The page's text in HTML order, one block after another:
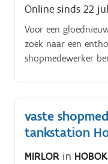
Online sinds 22
Voor een
zoek naar een
shopmedewerker
aangenaam
vaste
tankstation
MIRLOR in